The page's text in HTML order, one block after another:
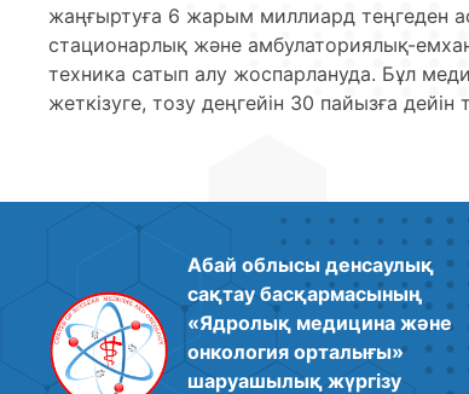
жаңғыртуға 6 жарым миллиард теңгеден
стационарлық және амбулаториялық-
техника сатып алу жоспарлануда. Бұл
жеткізуге, тозу деңгейін 30 пайызға дейін
Абай облысы денсаулық
сақтау басқармасының
«Ядролық медицина және
онкология орталығы»
шаруашылық жүргізу